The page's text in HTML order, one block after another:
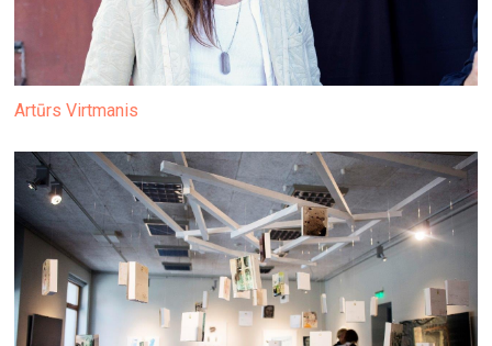
Artūrs Virtmanis